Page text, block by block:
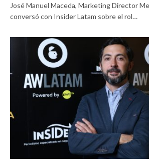
José Manuel Maceda, Marketing Director
conversó con Insider Latam sobre el rol…